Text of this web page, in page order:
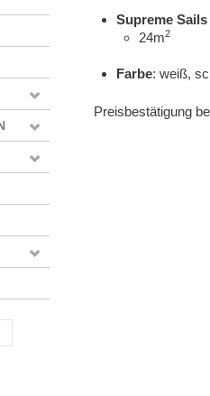
Supreme Sails
24m2
Farbe: weiß,
Preisbestätigung